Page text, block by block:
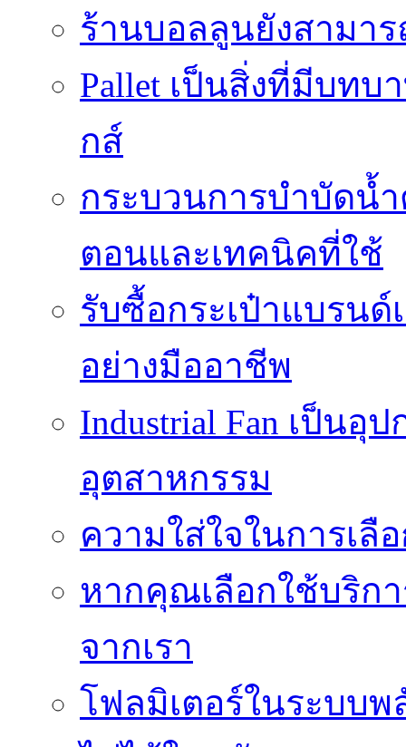
ร้านบอลลูนยังสามาร
Pallet เป็นสิ่งที่มีบท
กส์
กระบวนการบำบัดน้
ตอนและเทคนิคที่ใช้
รับซื้อกระเป๋าแบรนด์
อย่างมืออาชีพ
Industrial Fan เป็น
อุตสาหกรรม
ความใส่ใจในการเ
หากคุณเลือกใช้บริก
จากเรา
โฟลมิเตอร์ในระบบ